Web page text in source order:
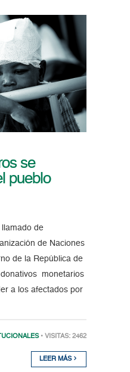
se
pueblo
de
de Naciones
de la República de
monetarios
a los afectados por
• VISITAS: 2462
LEER MÁS